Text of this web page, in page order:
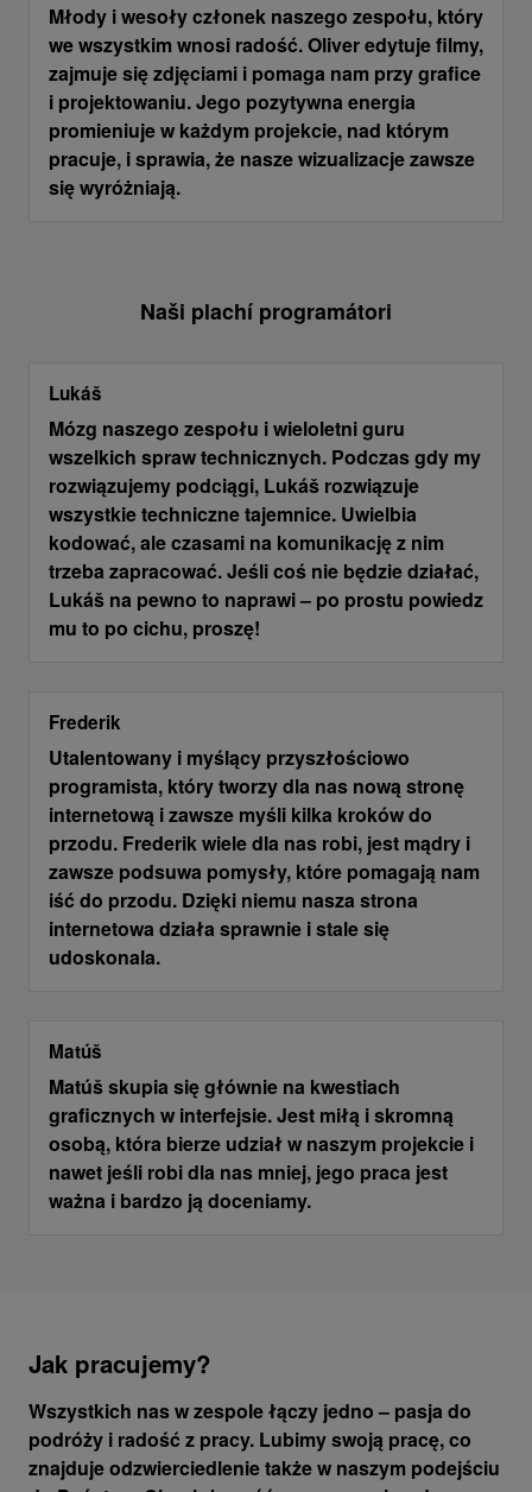
Młody i wesoły członek naszego zespołu, który
we wszystkim wnosi radość. Oliver edytuje filmy,
zajmuje się zdjęciami i pomaga nam przy grafice
i projektowaniu. Jego pozytywna energia
promieniuje w każdym projekcie, nad którym
pracuje, i sprawia, że ​​nasze wizualizacje zawsze
się wyróżniają.
Naši plachí programátori
Lukáš
Mózg naszego zespołu i wieloletni guru
wszelkich spraw technicznych. Podczas gdy my
rozwiązujemy podciągi, Lukáš rozwiązuje
wszystkie techniczne tajemnice. Uwielbia
kodować, ale czasami na komunikację z nim
trzeba zapracować. Jeśli coś nie będzie działać,
Lukáš na pewno to naprawi – po prostu powiedz
mu to po cichu, proszę!
Frederik
Utalentowany i myślący przyszłościowo
programista, który tworzy dla nas nową stronę
internetową i zawsze myśli kilka kroków do
przodu. Frederik wiele dla nas robi, jest mądry i
zawsze podsuwa pomysły, które pomagają nam
iść do przodu. Dzięki niemu nasza strona
internetowa działa sprawnie i stale się
udoskonala.
Matúš
Matúš skupia się głównie na kwestiach
graficznych w interfejsie. Jest miłą i skromną
osobą, która bierze udział w naszym projekcie i
nawet jeśli robi dla nas mniej, jego praca jest
ważna i bardzo ją doceniamy.
Jak pracujemy?
Wszystkich nas w zespole łączy jedno – pasja do
podróży i radość z pracy. Lubimy swoją pracę, co
znajduje odzwierciedlenie także w naszym podejściu